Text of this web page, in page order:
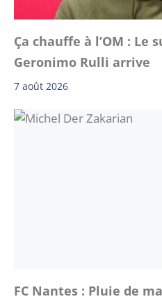
Ça chauffe à l’OM : Le
Geronimo Rulli arrive
7 août 2026
FC Nantes : Pluie de